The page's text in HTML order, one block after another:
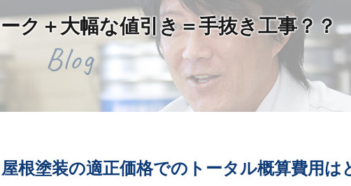
ク＋大幅な値引き＝手抜き工事？？
Blog
根塗装の適正価格でのトータル概算費用は